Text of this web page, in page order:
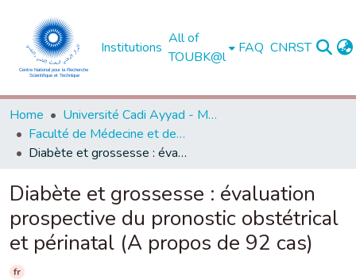
Institutions
All of
TOUBK@l
FAQ CNRST
Home
Université Cadi Ayyad - Marrakech
Faculté de Médecine et de Pharmacie - Marrakech
Diabète et grossesse : évaluation prospective du pronostic obstétrical et périnatal (A propos de 92 cas)
Diabète et grossesse : évaluation
prospective du pronostic obstétrical
et périnatal (A propos de 92 cas)
fr